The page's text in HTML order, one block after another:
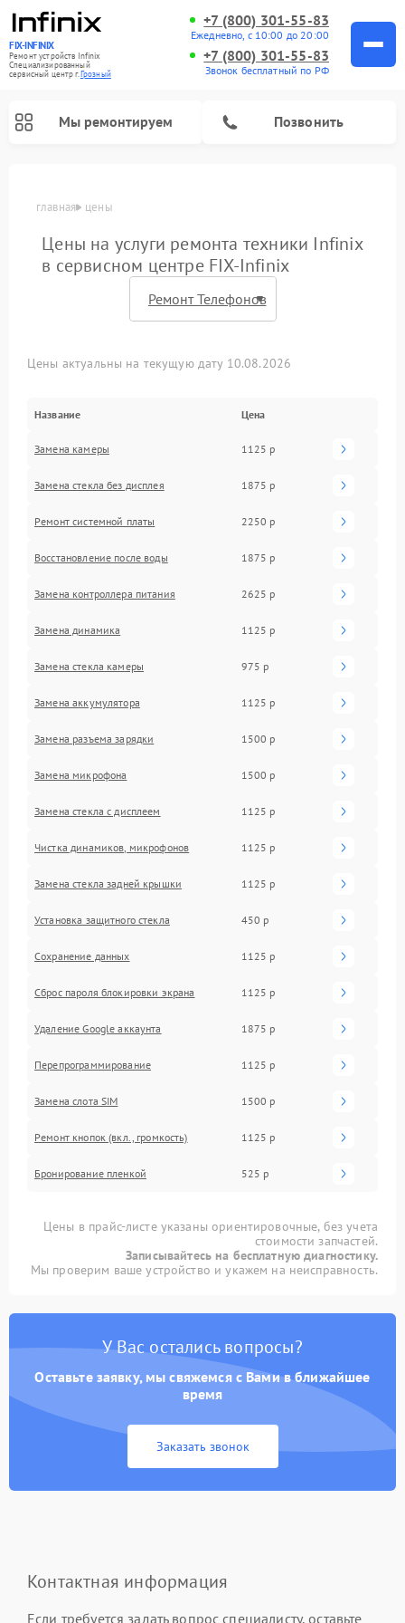
FIX-INFINIX
Ремонт устройств Infinix
Специализированный
cервисный центр г.Грозный
+7 (800) 301-55-83
Ежедневно, с 10:00 до 20:00
+7 (800) 301-55-83
Звонок бесплатный по РФ
Мы ремонтируем Позвонить
главная цены
Цены на услуги ремонта техники Infinix
в сервисном центре FIX-Infinix
Цены актуальны на текущую дату 10.08.2026
Название Цена
Замена камеры 1125 р
Замена стекла без дисплея 1875 р
Ремонт системной платы 2250 р
Восстановление после воды 1875 р
Замена контроллера питания 2625 р
Замена динамика 1125 р
Замена стекла камеры 975 р
Замена аккумулятора 1125 р
Замена разъема зарядки 1500 р
Замена микрофона 1500 р
Замена стекла с дисплеем 1125 р
Чистка динамиков, микрофонов 1125 р
Замена стекла задней крышки 1125 р
Установка защитного стекла 450 р
Сохранение данных 1125 р
Сброс пароля блокировки экрана 1125 р
Удаление Google аккаунта 1875 р
Перепрограммирование 1125 р
Замена слота SIM 1500 р
Ремонт кнопок (вкл., громкость) 1125 р
Бронирование пленкой 525 р
Цены в прайс-листе указаны ориентировочные, без учета
стоимости запчастей.
Записывайтесь на бесплатную диагностику.
Мы проверим ваше устройство и укажем на неисправность.
У Вас остались вопросы?
Оставьте заявку, мы свяжемся с Вами в ближайшее
время
Заказать звонок
Контактная информация
Если требуется задать вопрос специалисту, оставьте